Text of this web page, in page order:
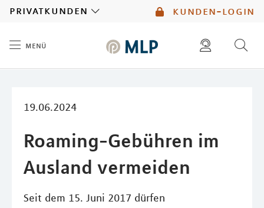
kunden-login
privatkunden
menü
19.06.2024
Roaming-Gebühren im
Ausland vermeiden
Seit dem 15. Juni 2017 dürfen